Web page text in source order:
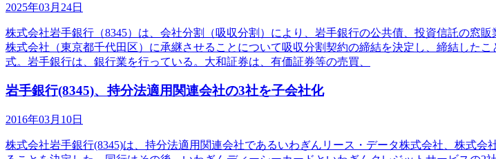
2025年03月24日
株式会社岩手銀行（8345）は、会社分割（吸収分割）により、岩手銀行の公共債、投資信託の窓
株式会社（東京都千代田区）に承継させることについて吸収分割契約の締結を決定し、締結した
式。岩手銀行は、銀行業を行っている。大和証券は、有価証券等の売買、
岩手銀行(8345)、持分法適用関連会社の3社を子会社化
2016年03月10日
株式会社岩手銀行(8345)は、持分法適用関連会社であるいわぎんリース・データ株式会社、株式